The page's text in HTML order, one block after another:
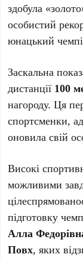
здобула
особистий
юнацький
Заскальна
дистанції 100
нагороду. Ця
спортсменки,
оновила свій
Високі
можливими
підготовку
Алла
Повх, яких